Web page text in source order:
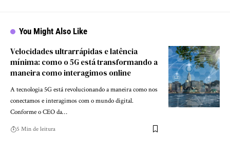
You Might Also Like
Velocidades ultrarrápidas e latência
mínima: como o 5G está transformando a
maneira como interagimos online
A tecnologia 5G está revolucionando a maneira como nos
conectamos e interagimos com o mundo digital.
Conforme o CEO da…
5 Min de leitura